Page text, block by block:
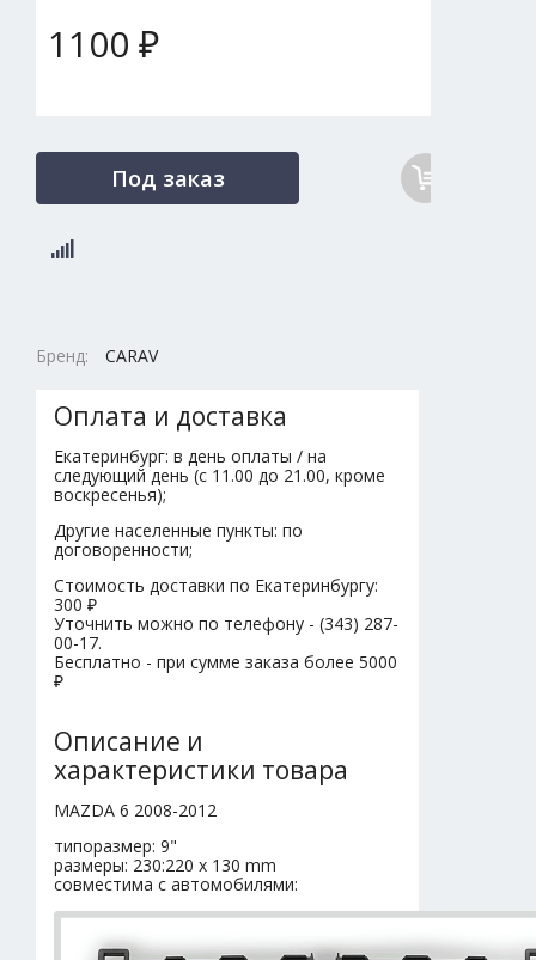
1100 ₽
Под заказ
Бренд: CARAV
Оплата и доставка
Екатеринбург: в день оплаты / на
следующий день (с 11.00 до 21.00, кроме
воскресенья);
Другие населенные пункты: по
договоренности;
Стоимость доставки по Екатеринбургу:
300 ₽
Уточнить можно по телефону - (343) 287-
00-17.
Бесплатно - при сумме заказа более 5000
₽
Описание и
характеристики товара
MAZDA 6 2008-2012
типоразмер: 9"
размеры: 230:220 x 130 mm
совместима с автомобилями: